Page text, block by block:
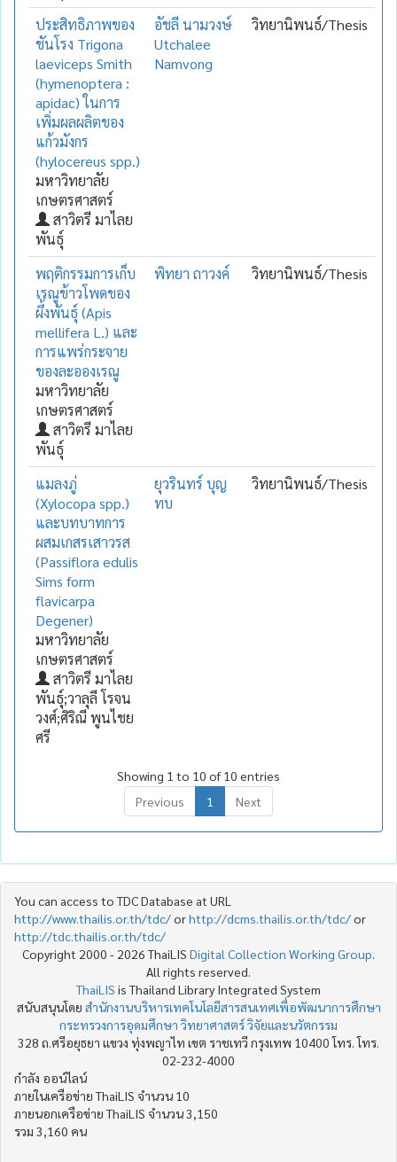
ประสิทธิภาพของ
ชันโรง Trigona
laeviceps Smith
(hymenoptera :
apidac) ในการ
เพิ่มผลผลิตของ
แก้วมังกร
(hylocereus spp.)
มหาวิทยาลัย
เกษตรศาสตร์
สาวิตรี มาไลย
พันธุ์
อัชลี นามวงษ์
Utchalee
Namvong
วิทยานิพนธ์/Thesis
พฤติกรรมการเก็บ
เรณูข้าวโพดของ
ผึ้งพันธุ์ (Apis
mellifera L.) และ
การแพร่กระจาย
ของละอองเรณู
มหาวิทยาลัย
เกษตรศาสตร์
สาวิตรี มาไลย
พันธุ์
พิทยา ถาวงค์ วิทยานิพนธ์/Thesis
แมลงภู่
(Xylocopa spp.)
และบทบาทการ
ผสมเกสรเสาวรส
(Passiflora edulis
Sims form
flavicarpa
Degener)
มหาวิทยาลัย
เกษตรศาสตร์
สาวิตรี มาไลย
พันธุ์;วาลุลี โรจน
วงศ์;ศิริณี พูนไชย
ศรี
ยุวรินทร์ บุญ
ทบ
วิทยานิพนธ์/Thesis
Showing 1 to 10 of 10 entries
Previous
1 Next
You can access to TDC Database at URL
http://www.thailis.or.th/tdc/orhttp://dcms.thailis.or.th/tdc/or
http://tdc.thailis.or.th/tdc/
Copyright 2000 - 2026 ThaiLIS Digital Collection Working Group
All rights reserved.
ThaiLIS is Thailand Library Integrated System
สนับสนุนโดย สำนักงานบริหารเทคโนโลยีสารสนเทศเพื่อพัฒนาการศึกษา
กระทรวงการอุดมศึกษา วิทยาศาสตร์ วิจัยและนวัตกรรม
328 ถ.ศรีอยุธยา แขวง ทุ่งพญาไท เขต ราชเทวี กรุงเทพ 10400 โทร. โทร.
02-232-4000
กำลัง ออน์ไลน์
ภายในเครือข่าย ThaiLIS จำนวน 10
ภายนอกเครือข่าย ThaiLIS จำนวน 3,150
รวม 3,160 คน